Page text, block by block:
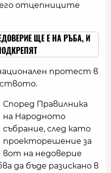
отцепниците
ЩЕ Е НА РЪБА, И
протест в
Според Правилника
на Народното
събрание, след като
проекторешение за
вот на недоверие
да бъде разискано в